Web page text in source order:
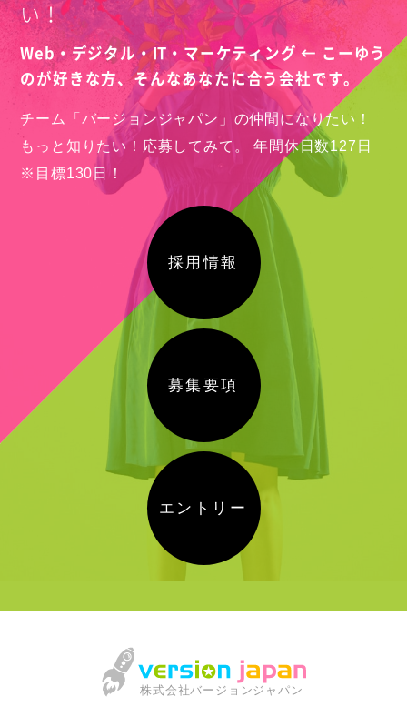
い！
Web・デジタル・IT・マーケティング ← こーゆう
のが好きな方、そんなあなたに合う会社です。
チーム「バージョンジャパン」の仲間になりたい！
もっと知りたい！応募してみて。
年間休日数127日
※目標130日！
採用情報
募集要項
エントリー
株式会社バージョンジャパン